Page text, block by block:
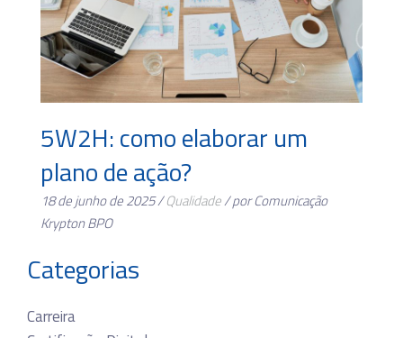
5W2H: como elaborar um
plano de ação?
18 de junho de 2025 /Qualidade/ por Comunicação
Krypton BPO
Categorias
Carreira